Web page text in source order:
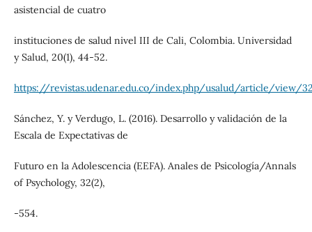
asistencial de cuatro
instituciones de salud nivel III de Cali, Colombia. Universidad
y Salud, 20(1), 44-52.
https://revistas.udenar.edu.co/index.php/usalud/article/view/
Sánchez, Y. y Verdugo, L. (2016). Desarrollo y validación de la
Escala de Expectativas de
Futuro en la Adolescencia (EEFA). Anales de Psicología/Annals
of Psychology, 32(2),
-554.